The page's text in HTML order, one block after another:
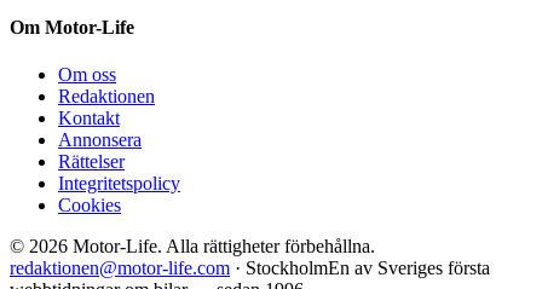
Om Motor-Life
Om oss
Redaktionen
Kontakt
Annonsera
Rättelser
Integritetspolicy
Cookies
© 2026 Motor-Life. Alla rättigheter förbehållna.
redaktionen@motor-life.com · StockholmEn av Sveriges första